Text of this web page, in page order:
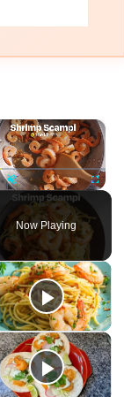
×
Unmute Fullscreen
Now Playing